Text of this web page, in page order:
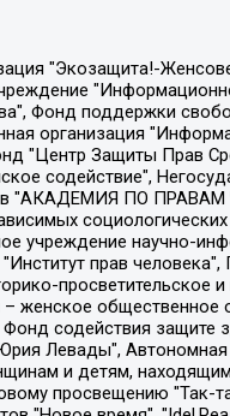
организация "Центр по работе с проблемой насилия "НАСИЛИЮ.НЕТ", Межрегиональный профессиональный союз работников здравоохранения "Альянс врачей", Юридическое лицо, зарегистрированное в Латвийской Республике, SIA "Medusa Project" (регистрационный номер 40103797863, дата регистрации 10.06.2014), Некоммерческая организация "Фонд по борьбе с коррупцией", Автономная некоммерческая организация "Институт права и публичной политики", Баданин Роман Сергеевич, Гликин Максим Александрович, Железнова Мария Михайловна, Лукьянова Юлия Сергеевна, Маетная Елизавета Витальевна, Маняхин Петр Борисович, Чуракова Ольга Владимировна, Ярош Юлия Петровна, Юридическое лицо "The Insider SIA", зарегистрированное в Риге, Латвийская Республика (дата регистрации 26.06.2015), являющееся администратором доменного имени интернет-издания "The Insider SIA", https://theins.ru, Постернак Алексей Евгеньевич, Рубин Михаил Аркадьевич, Анин Роман Александрович, Юридическое лицо Istories fonds, зарегистрированное в Латвийской Республике (регистрационный номер 50008295751, дата регистрации 24.02.2020), Великовский Дмитрий Александрович, Долинина Ирина Николаевна, Мароховская Алеся Алексеевна, Шлейнов Роман Юрьевич, Шмагун Олеся Валентиновна, Общество с ограниченной ответственностью "Альтаир 2021", Общество с ограниченной ответственностью "Вега 2021", Общество с ограниченной ответственностью "Главный редактор 2021", Общество с